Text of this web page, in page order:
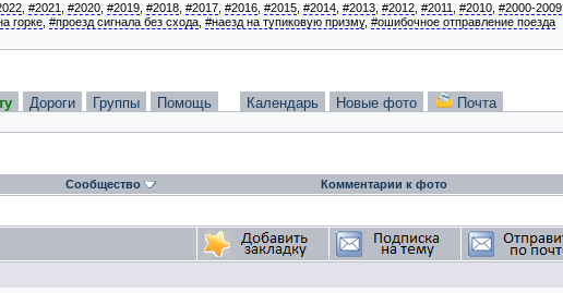
#2021 #2020 #2019 #2018 #2017 #2016 #2015 #2014 #2013 #2012 #2011 #2010 #2000-2009
горке #проезд сигнала без схода #наезд на тупиковую призму, #ошибочное отправление поезда
Дороги Группы Помощь Календарь Новые фото Почта
Сообщество Комментарии к фото